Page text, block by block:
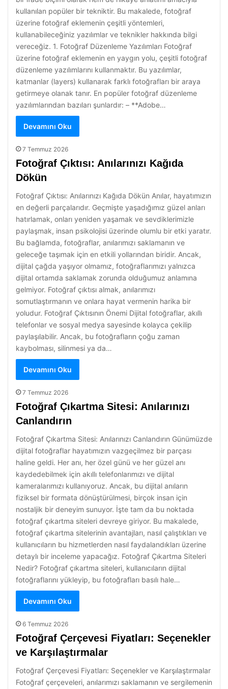
kullanılan popüler bir tekniktir. Bu makalede, fotoğraf
üzerine fotoğraf eklemenin çeşitli yöntemleri,
kullanabileceğiniz yazılımlar ve teknikler hakkında bilgi
vereceğiz. 1. Fotoğraf Düzenleme Yazılımları Fotoğraf
üzerine fotoğraf eklemenin en yaygın yolu, çeşitli fotoğraf
düzenleme yazılımlarını kullanmaktır. Bu yazılımlar,
katmanlar (layers) kullanarak farklı fotoğrafları bir araya
getirmeye olanak tanır. En popüler fotoğraf düzenleme
yazılımlarından bazıları şunlardır: – **Adobe…
Devamını Oku
7 Temmuz 2026
Fotoğraf Çıktısı: Anılarınızı Kağıda
Dökün
Fotoğraf Çıktısı: Anılarınızı Kağıda Dökün Anılar, hayatımızın
en değerli parçalarıdır. Geçmişte yaşadığımız güzel anları
hatırlamak, onları yeniden yaşamak ve sevdiklerimizle
paylaşmak, insan psikolojisi üzerinde olumlu bir etki yaratır.
Bu bağlamda, fotoğraflar, anılarımızı saklamanın ve
geleceğe taşımak için en etkili yollarından biridir. Ancak,
dijital çağda yaşıyor olmamız, fotoğraflarımızı yalnızca
dijital ortamda saklamak zorunda olduğumuz anlamına
gelmiyor. Fotoğraf çıktısı almak, anılarımızı
somutlaştırmanın ve onlara hayat vermenin harika bir
yoludur. Fotoğraf Çıktısının Önemi Dijital fotoğraflar, akıllı
telefonlar ve sosyal medya sayesinde kolayca çekilip
paylaşılabilir. Ancak, bu fotoğrafların çoğu zaman
kaybolması, silinmesi ya da…
Devamını Oku
7 Temmuz 2026
Fotoğraf Çıkartma Sitesi: Anılarınızı
Canlandırın
Fotoğraf Çıkartma Sitesi: Anılarınızı Canlandırın Günümüzde
dijital fotoğraflar hayatımızın vazgeçilmez bir parçası
haline geldi. Her anı, her özel günü ve her güzel anı
kaydedebilmek için akıllı telefonlarımızı ve dijital
kameralarımızı kullanıyoruz. Ancak, bu dijital anıların
fiziksel bir formata dönüştürülmesi, birçok insan için
nostaljik bir deneyim sunuyor. İşte tam da bu noktada
fotoğraf çıkartma siteleri devreye giriyor. Bu makalede,
fotoğraf çıkartma sitelerinin avantajları, nasıl çalıştıkları ve
kullanıcıların bu hizmetlerden nasıl faydalandıkları üzerine
detaylı bir inceleme yapacağız. Fotoğraf Çıkartma Siteleri
Nedir? Fotoğraf çıkartma siteleri, kullanıcıların dijital
fotoğraflarını yükleyip, bu fotoğrafları basılı hale…
Devamını Oku
6 Temmuz 2026
Fotoğraf Çerçevesi Fiyatları: Seçenekler
ve Karşılaştırmalar
Fotoğraf Çerçevesi Fiyatları: Seçenekler ve Karşılaştırmalar
Fotoğraf çerçeveleri, anılarımızı saklamanın ve sergilemenin